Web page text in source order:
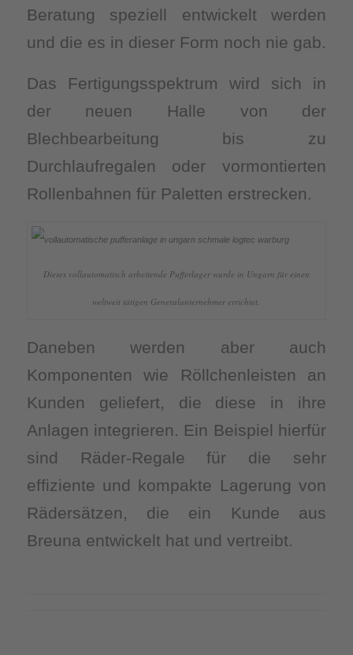
Beratung speziell entwickelt werden
und die es in dieser Form noch nie gab.
Das Fertigungsspektrum wird sich in
der neuen Halle von der
Blechbearbeitung bis zu
Durchlaufregalen oder vormontierten
Rollenbahnen für Paletten erstrecken.
Dieses vollautomatisch arbeitende Pufferlager wurde in Ungarn für einen
weltweit tätigen Generalunternehmer errichtet.
Daneben werden aber auch
Komponenten wie Röllchenleisten an
Kunden geliefert, die diese in ihre
Anlagen integrieren. Ein Beispiel hierfür
sind Räder-Regale für die sehr
effiziente und kompakte Lagerung von
Rädersätzen, die ein Kunde aus
Breuna entwickelt hat und vertreibt.